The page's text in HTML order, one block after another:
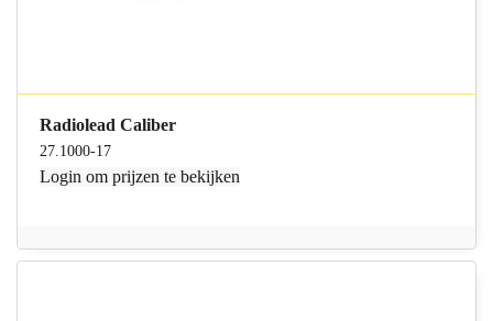
Radiolead Caliber
27.1000-17
Login om prijzen te bekijken